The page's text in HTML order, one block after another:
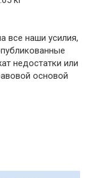
все наши усилия,
недостатки или
основой